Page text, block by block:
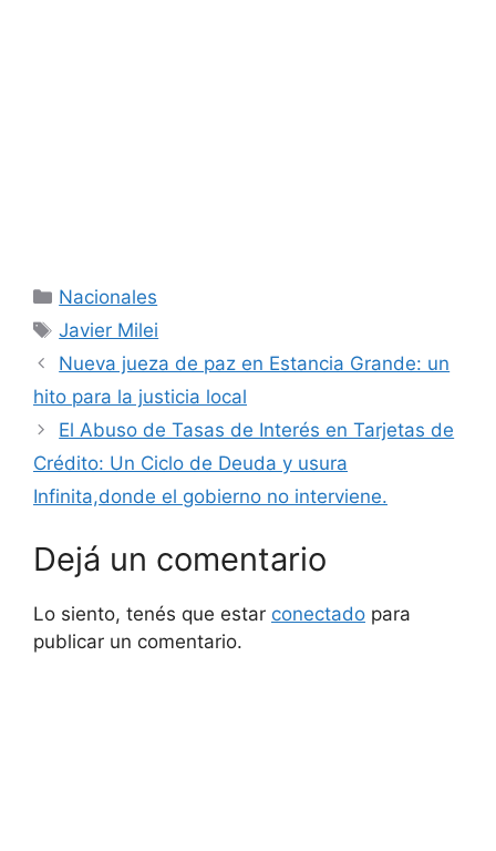
Categorías
Nacionales
Etiquetas
Javier Milei
Nueva jueza de paz en Estancia Grande: un
hito para la justicia local
El Abuso de Tasas de Interés en Tarjetas de
Crédito: Un Ciclo de Deuda y usura
Infinita,donde el gobierno no interviene.
Dejá un comentario
Lo siento, tenés que estar conectado para
publicar un comentario.